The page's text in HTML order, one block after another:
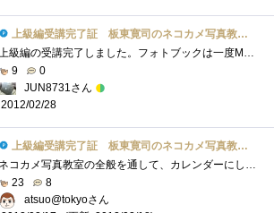
上級編受講完了証 板東寛司のネコカメ写真教室パート2
上級編の受講完了しました。フォトブックは一度MacのiPhotoから作成したことがあります。やっぱり形として残るのは良いですよね。問題はそれな�...
9
0
JUN8731さん
2012/02/28
上級編受講完了証 板東寛司のネコカメ写真教室パート2
ネコカメ写真教室の全般を通して、カレンダーにしろスライドショーにしろ、今回の写真集などは特に撮影時からテーマを決めて撮ることが重要�...
23
8
atsuo@tokyoさん